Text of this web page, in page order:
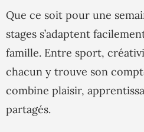
Que ce soit pour une
stages s’adaptent
famille. Entre sport,
chacun y trouve son
combine plaisir,
partagés.